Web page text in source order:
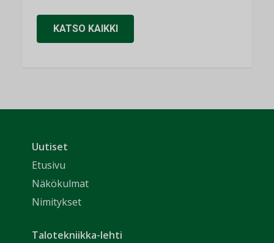
KATSO KAIKKI
Uutiset
Etusivu
Näkökulmat
Nimitykset
Talotekniikka-lehti